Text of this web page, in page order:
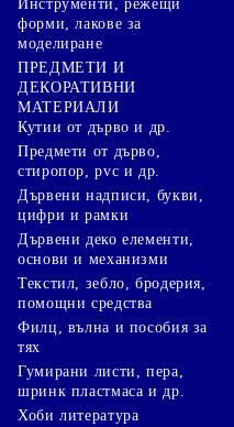
Инструменти, режещи
форми, лакове за
моделиране
ПРЕДМЕТИ И
ДЕКОРАТИВНИ
МАТЕРИАЛИ
Кутии от дърво и др.
Предмети от дърво,
стиропор, pvc и др.
Дървени надписи, букви,
цифри и рамки
Дървени деко елементи,
основи и механизми
Текстил, зебло, бродерия,
помощни средства
Филц, вълна и пособия за
тях
Гумирани листи, пера,
шринк пластмаса и др.
Хоби литература